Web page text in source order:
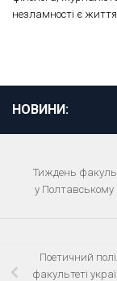
незламності є
НОВИНИ:
Тиждень
у Полтавському
Поетичний
факультеті